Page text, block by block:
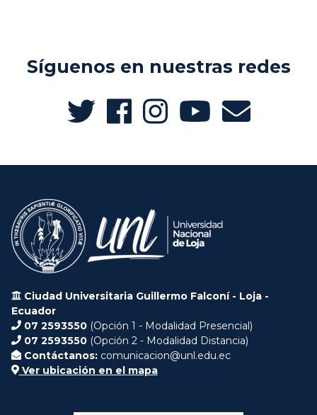
Síguenos en nuestras redes
Ciudad Universitaria Guillermo Falconí - Loja -
Ecuador
07 2593550 (Opción 1 - Modalidad Presencial)
07 2593550 (Opción 2 - Modalidad Distancia)
Contáctanos: comunicacion@unl.edu.ec
Ver ubicación en el mapa